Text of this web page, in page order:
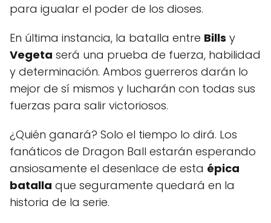
para igualar el poder de los dioses.
En última instancia, la batalla entre Bills y
Vegeta será una prueba de fuerza, habilidad
y determinación. Ambos guerreros darán lo
mejor de sí mismos y lucharán con todas sus
fuerzas para salir victoriosos.
¿Quién ganará? Solo el tiempo lo dirá. Los
fanáticos de Dragon Ball estarán esperando
ansiosamente el desenlace de esta épica
batalla que seguramente quedará en la
historia de la serie.